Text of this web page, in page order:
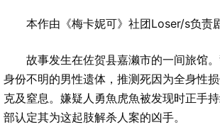
本作由《梅卡妮可》社团Loser/s负责
故事发生在佐贺县嘉濑市的一间旅馆
身份不明的男性遗体，推测死因为全身性
克及窒息。嫌疑人勇魚虎魚被发现时正手
部认定其为这起肢解杀人案的凶手。